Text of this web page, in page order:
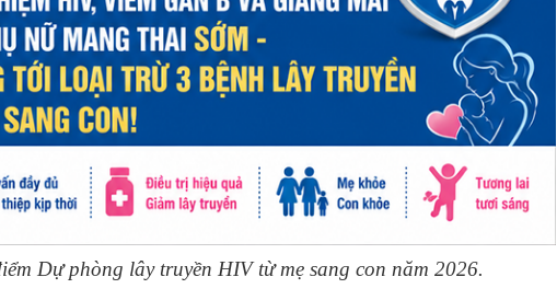
Dự phòng lây truyền HIV từ mẹ sang con năm 2026.